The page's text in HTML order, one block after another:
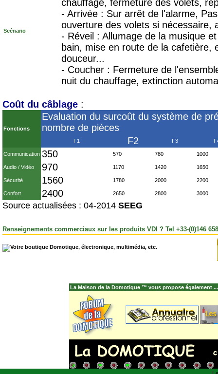
Scénario
chauffage, fermeture des volets,
- Arrivée : Sur arrêt de l'alarme,
ouverture des volets si nécessaire,
- Réveil : Allumage de la musique
bain, mise en route de la cafetière,
douceur...
- Coucher : Fermeture de
nuit du chauffage, extinction
Coût du câblage :
Fonctions
Evaluation du surcoût du système de
nombre de pièces
F1 F2 F3
Communication 350 570 780 1000
Audio / Vidéo 970 1170 1420 1650
Sécurité 1560 1780 2000 2200
Confort 2400 2650 2800 3000
Source actualisées : 04-2014 SEEG
Renseignements commerciaux sur les produits VDI ? Tel +33-(0)146
La Maison de la Domotique ™ vous propose également ...